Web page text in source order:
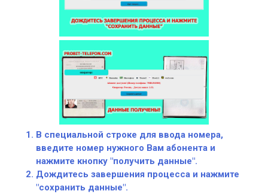
В специальной строке для ввода номера,
введите номер нужного Вам абонента и
нажмите кнопку "получить данные".
Дождитесь завершения процесса и нажмите
"сохранить данные".